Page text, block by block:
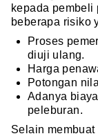
kepada pembeli
beberapa risiko
Proses
diuji ulang.
Harga
Potongan
Adanya
peleburan.
Selain